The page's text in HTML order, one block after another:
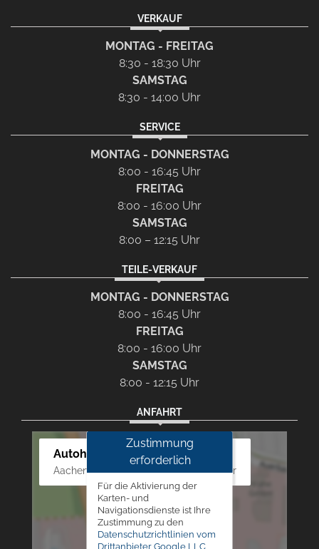
VERKAUF
MONTAG - FREITAG
8:30 - 18:30 Uhr
SAMSTAG
8:30 - 14:00 Uhr
SERVICE
MONTAG - DONNERSTAG
8:00 - 16:45 Uhr
FREITAG
8:00 - 16:00 Uhr
SAMSTAG
8:00 – 12:15 Uhr
TEILE-VERKAUF
MONTAG - DONNERSTAG
8:00 - 16:45 Uhr
FREITAG
8:00 - 16:00 Uhr
SAMSTAG
8:00 - 12:15 Uhr
ANFAHRT
Autohaus Westphal
Aachener Str. 84 - 88, 52249 Eschweiler
Zustimmung
erforderlich
Für die Aktivierung der
Karten- und
Navigationsdienste ist Ihre
Zustimmung zu den
Datenschutzrichtlinien vom
Drittanbieter Google LLC